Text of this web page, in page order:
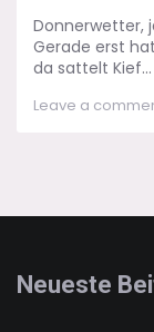
Donnerwetter,
Gerade erst
da sattelt Kief...
Leave a
Neueste